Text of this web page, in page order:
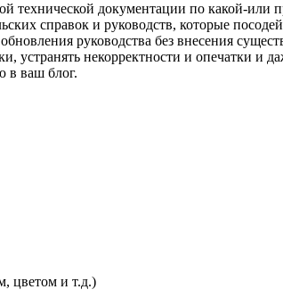
технической документации по какой-
справок и руководств, которые
руководства без внесения
устранять некорректности и опечатки и
в ваш блог.
цветом и т.д.)